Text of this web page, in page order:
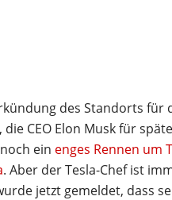
des Standorts für
CEO Elon Musk für
ein enges Rennen um
. Aber der Tesla-Chef ist
jetzt gemeldet, dass